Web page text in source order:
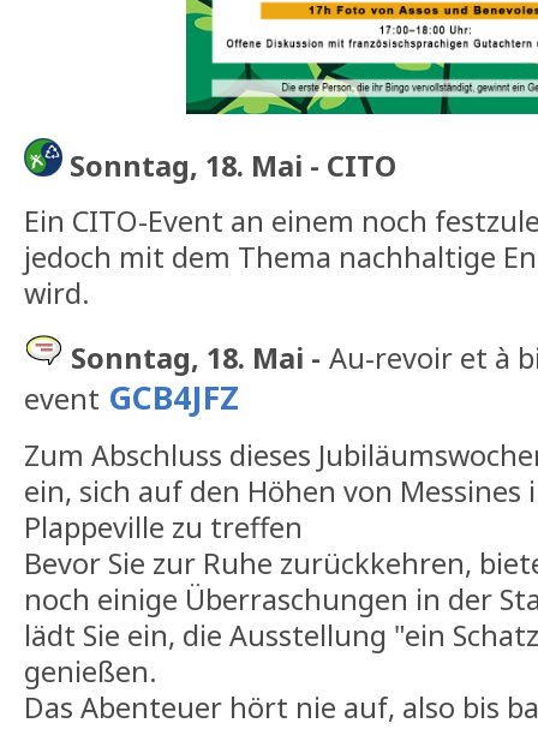
Sonntag, 18. Mai - CITO
Ein CITO-Event an einem noch
jedoch mit dem Thema nachhaltige
wird.
Sonntag, 18. Mai - Au-revoir et à
event GCB4JFZ
Zum Abschluss dieses
ein, sich auf den Höhen von Messines
Plappeville zu treffen
Bevor Sie zur Ruhe zurückkehren,
noch einige Überraschungen in der
lädt Sie ein, die Ausstellung "ein
genießen.
Das Abenteuer hört nie auf, also bis